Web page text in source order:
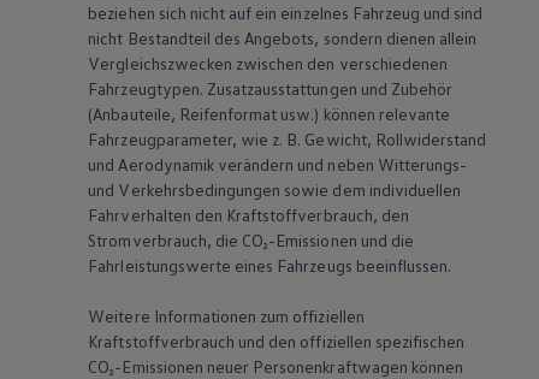
beziehen sich nicht auf ein einzelnes Fahrzeug und sind
nicht Bestandteil des Angebots, sondern dienen allein
Vergleichszwecken zwischen den verschiedenen
Fahrzeugtypen. Zusatzausstattungen und Zubehör
(Anbauteile, Reifenformat usw.) können relevante
Fahrzeugparameter, wie z. B. Gewicht, Rollwiderstand
und Aerodynamik verändern und neben Witterungs-
und Verkehrsbedingungen sowie dem individuellen
Fahrverhalten den Kraftstoffverbrauch, den
Stromverbrauch, die CO₂-Emissionen und die
Fahrleistungswerte eines Fahrzeugs beeinflussen.
Weitere Informationen zum offiziellen
Kraftstoffverbrauch und den offiziellen spezifischen
CO₂-Emissionen neuer Personenkraftwagen können